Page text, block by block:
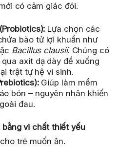
có cảm giác đói.
Lựa chọn các
bào tử lợi khuẩn như
Bacillus clausii. Chúng có
axit dạ dày để xuống
trật tự hệ vi sinh.
Giúp làm mềm
bón – nguyên nhân khiến
đau.
vi chất thiết yếu
trẻ muốn ăn.